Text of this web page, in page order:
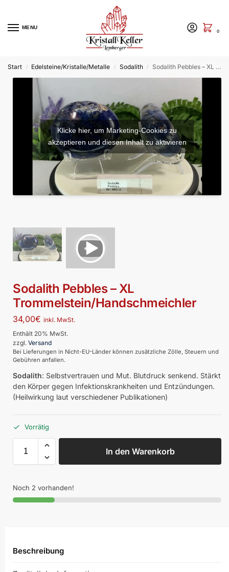
MENU
0
Start / Edelsteine/Kristalle/Metalle / Sodalith / Sodalith Pebbles – XL Trommelstein/Handschmeichler
Klicke hier, um Marketing-Cookies zu
akzeptieren und diesen Inhalt zu aktivieren
Sodalith Pebbles – XL
Trommelstein/Handschmeichler
34,00€ inkl. MwSt.
Enthält 20% MwSt.
zzgl. Versand
Bei Lieferungen in Nicht-EU-Länder können zusätzliche Zölle, Steuern und
Gebühren anfallen.
Sodalith: Selbstvertrauen und Mut. Blutdruck senkend. Stärkt
den Körper gegen Infektionskrankheiten und Entzündungen.
(Heilwirkung laut verschiedener Publikationen)
Vorrätig
In den Warenkorb
Noch 2 vorhanden!
Beschreibung